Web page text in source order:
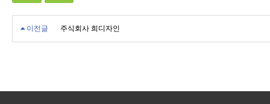
이전글 주식회사 희디자인